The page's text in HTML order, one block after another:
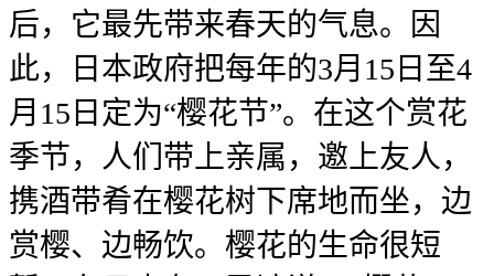
后，它最先带来春天的气息。因
此，日本政府把每年的3月15日至4
月15日定为“樱花节”。在这个赏花
季节，人们带上亲属，邀上友人，
携酒带肴在樱花树下席地而坐，边
赏樱、边畅饮。樱花的生命很短